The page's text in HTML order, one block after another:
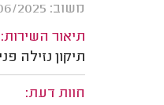
משוב: 30/06/2025
תיאור השירות:
תיקון נזילה
חוות דעת: